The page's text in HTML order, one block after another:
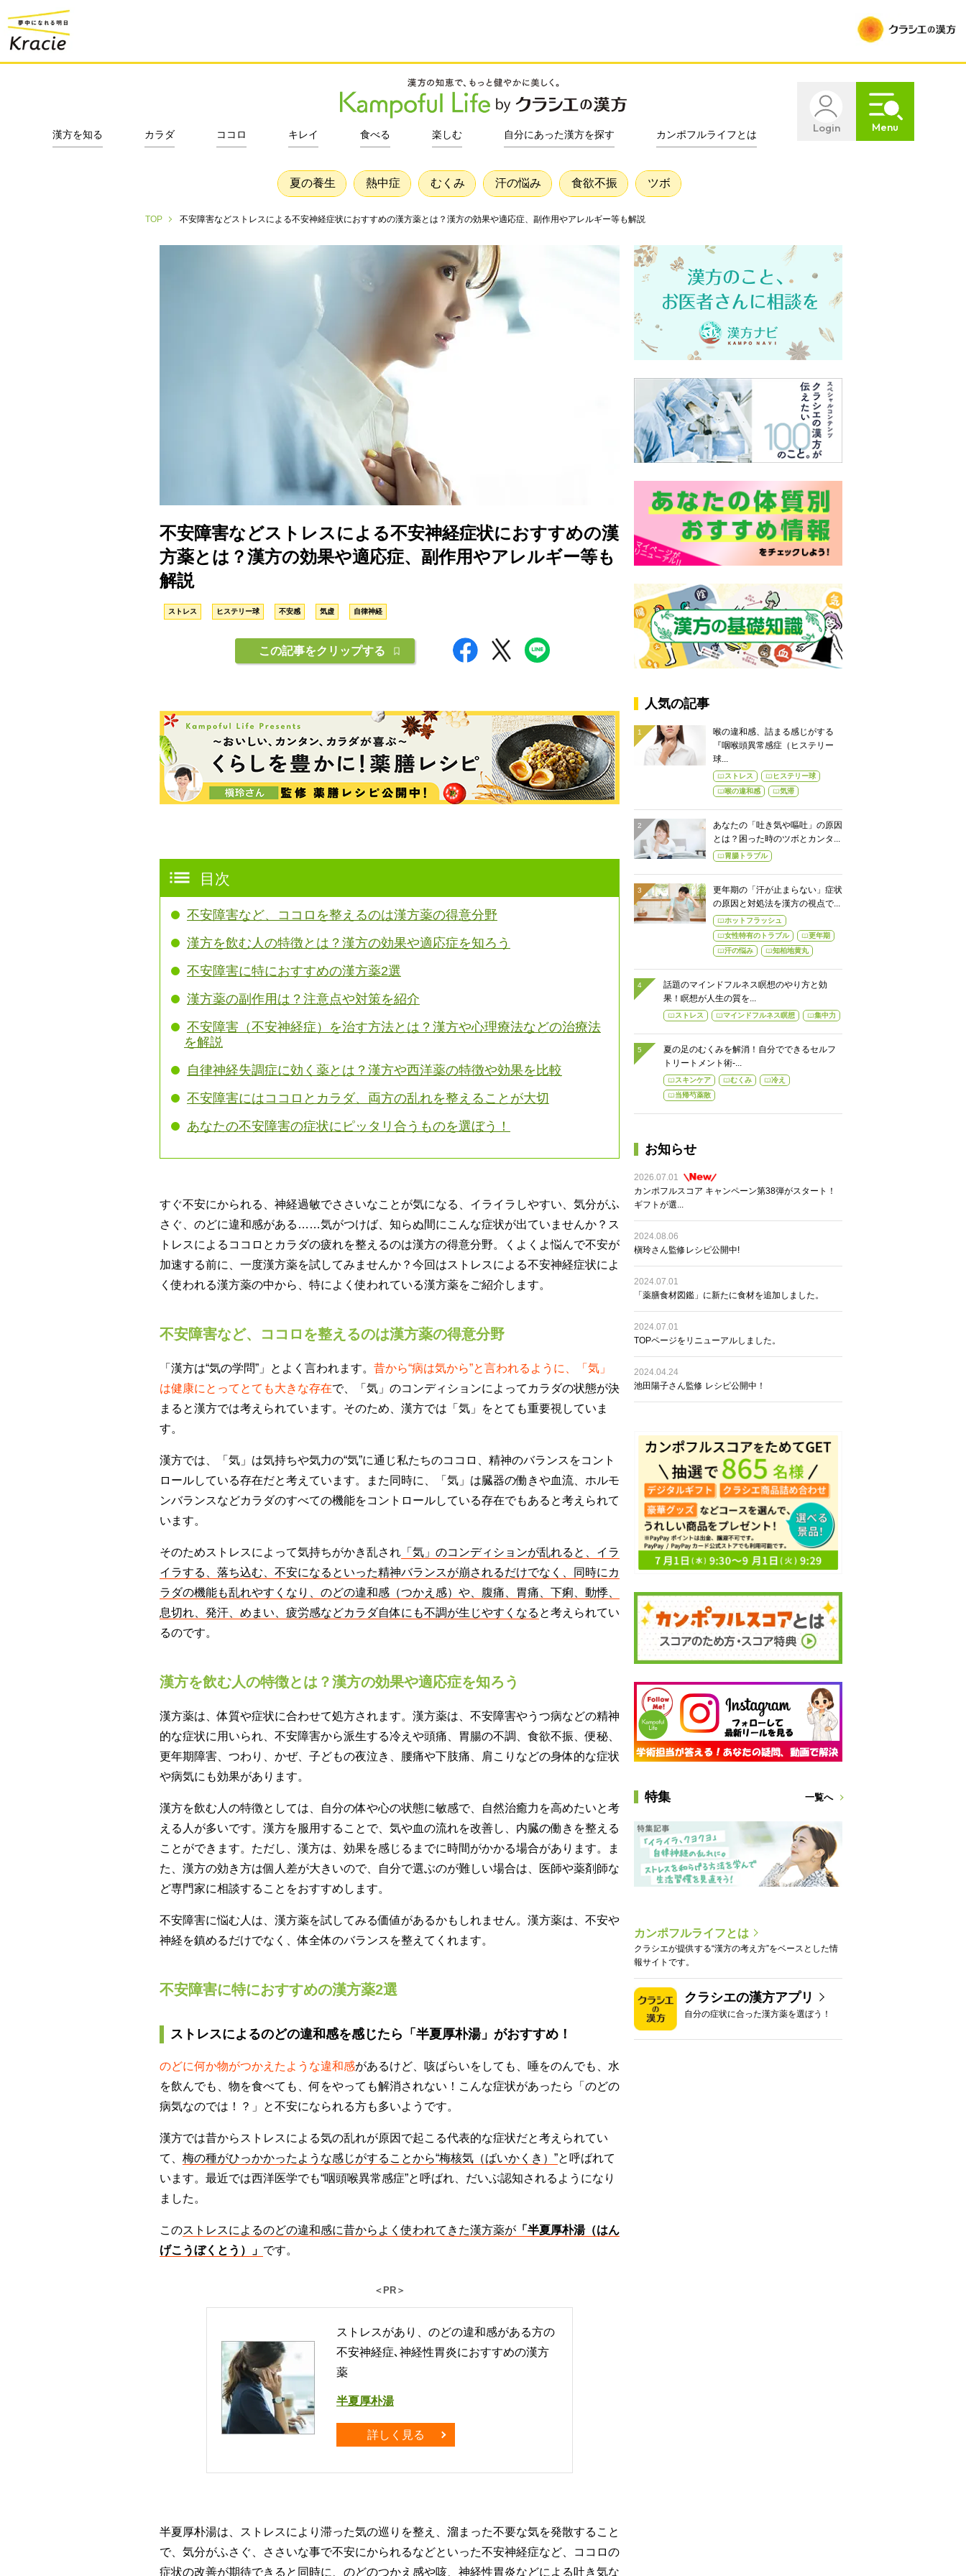
Login Menu
漢方を知る カラダ ココロ キレイ 食べる 楽しむ 自分にあった漢方を探す カンポフルライフとは
夏の養生 熱中症 むくみ 汗の悩み 食欲不振 ツボ
TOP 不安障害などストレスによる不安神経症状におすすめの漢方薬とは？漢方の効果や適応症、副作用やアレルギー等も解説
不安障害などストレスによる不安神経症状におすすめの漢
方薬とは？漢方の効果や適応症、副作用やアレルギー等も
解説
ストレス ヒステリー球 不安感 気虚 自律神経
この記事をクリップする
目次
不安障害など、ココロを整えるのは漢方薬の得意分野
漢方を飲む人の特徴とは？漢方の効果や適応症を知ろう
不安障害に特におすすめの漢方薬2選
漢方薬の副作用は？注意点や対策を紹介
不安障害（不安神経症）を治す方法とは？漢方や心理療法などの治療法
を解説
自律神経失調症に効く薬とは？漢方や西洋薬の特徴や効果を比較
不安障害にはココロとカラダ、両方の乱れを整えることが大切
あなたの不安障害の症状にピッタリ合うものを選ぼう！
すぐ不安にかられる、神経過敏でささいなことが気になる、イライラしやすい、気分がふ
さぐ、のどに違和感がある……気がつけば、知らぬ間にこんな症状が出ていませんか？ス
トレスによるココロとカラダの疲れを整えるのは漢方の得意分野。くよくよ悩んで不安が
加速する前に、一度漢方薬を試してみませんか？今回はストレスによる不安神経症状によ
く使われる漢方薬の中から、特によく使われている漢方薬をご紹介します。
不安障害など、ココロを整えるのは漢方薬の得意分野
「漢方は“気の学問”」とよく言われます。 昔から“病は気から”と言われるように、「気」
は健康にとってとても大きな存在で、「気」のコンディションによってカラダの状態が決
まると漢方では考えられています。そのため、漢方では「気」をとても重要視していま
す。
漢方では、「気」は気持ちや気力の“気”に通じ私たちのココロ、精神のバランスをコント
ロールしている存在だと考えています。また同時に、「気」は臓器の働きや血流、ホルモ
ンバランスなどカラダのすべての機能をコントロールしている存在でもあると考えられて
います。
そのためストレスによって気持ちがかき乱され 「気」のコンディションが乱れると、イラ
イラする、落ち込む、不安になるといった精神バランスが崩されるだけでなく、同時にカ
ラダの機能も乱れやすくなり、のどの違和感（つかえ感）や、腹痛、胃痛、下痢、動悸、
息切れ、発汗、めまい、疲労感などカラダ自体にも不調が生じやすくなる と考えられてい
るのです。
漢方を飲む人の特徴とは？漢方の効果や適応症を知ろう
漢方薬は、体質や症状に合わせて処方されます。漢方薬は、不安障害やうつ病などの精神
的な症状に用いられ、不安障害から派生する冷えや頭痛、胃腸の不調、食欲不振、便秘、
更年期障害、つわり、かぜ、子どもの夜泣き、腰痛や下肢痛、肩こりなどの身体的な症状
や病気にも効果があります。
漢方を飲む人の特徴としては、自分の体や心の状態に敏感で、自然治癒力を高めたいと考
える人が多いです。漢方を服用することで、気や血の流れを改善し、内臓の働きを整える
ことができます。ただし、漢方は、効果を感じるまでに時間がかかる場合があります。ま
た、漢方の効き方は個人差が大きいので、自分で選ぶのが難しい場合は、医師や薬剤師な
ど専門家に相談することをおすすめします。
不安障害に悩む人は、漢方薬を試してみる価値があるかもしれません。漢方薬は、不安や
神経を鎮めるだけでなく、体全体のバランスを整えてくれます。
不安障害に特におすすめの漢方薬2選
ストレスによるのどの違和感を感じたら「半夏厚朴湯」がおすすめ！
のどに何か物がつかえたような違和感があるけど、咳ばらいをしても、唾をのんでも、水
を飲んでも、物を食べても、何をやっても解消されない！こんな症状があったら「のどの
病気なのでは！？」と不安になられる方も多いようです。
漢方では昔からストレスによる気の乱れが原因で起こる代表的な症状だと考えられてい
て、 梅の種がひっかかったような感じがすることから“梅核気（ばいかくき）”と呼ばれて
います。最近では西洋医学でも“咽頭喉異常感症”と呼ばれ、だいぶ認知されるようになり
ました。
このストレスによるのどの違和感に昔からよく使われてきた漢方薬が 「半夏厚朴湯（はん
げこうぼくとう）」 です。
＜PR＞
ストレスがあり、のどの違和感がある方の
不安神経症､神経性胃炎におすすめの漢方
薬
半夏厚朴湯
詳しく見る
半夏厚朴湯は、ストレスにより滞った気の巡りを整え、溜まった不要な気を発散すること
で、気分がふさぐ、ささいな事で不安にかられるなどといった不安神経症など、ココロの
症状の改善が期待できると同時に、のどのつかえ感や咳、神経性胃炎などによる吐き気な
人気の記事
喉の違和感、詰まる感じがする
『咽喉頭異常感症（ヒステリー
球...
ストレス
ヒステリー球
喉の違和感
気滞
あなたの「吐き気や嘔吐」の原因
とは？困った時のツボとカンタ...
胃腸トラブル
更年期の「汗が止まらない」症状
の原因と対処法を漢方の視点で...
ホットフラッシュ
女性特有のトラブル
更年期
汗の悩み
知柏地黄丸
話題のマインドフルネス瞑想のやり方と効
果！瞑想が人生の質を...
ストレス マインドフルネス瞑想 集中力
夏の足のむくみを解消！自分でできるセルフ
トリートメント術-...
スキンケア むくみ
冷え
当帰芍薬散
お知らせ
2026.07.01
カンポフルスコア キャンペーン第38弾がスタート！
ギフトが選...
2024.08.06
槇玲さん監修レシピ公開中!
2024.07.01
「薬膳食材図鑑」に新たに食材を追加しました。
2024.07.01
TOPページをリニューアルしました。
2024.04.24
池田陽子さん監修 レシピ公開中！
特集 一覧へ
カンポフルライフとは
クラシエが提供する“漢方の考え方”をベースとした情
報サイトです。
クラシエの漢方アプリ
自分の症状に合った漢方薬を選ぼう！